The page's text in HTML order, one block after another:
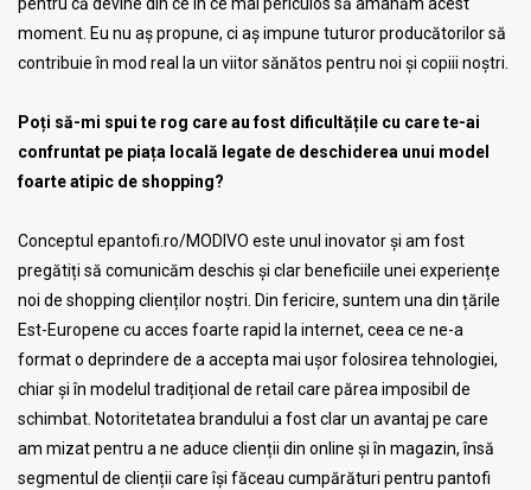
pentru că devine din ce în ce mai periculos să amânăm acest
moment. Eu nu aș propune, ci aș impune tuturor producătorilor să
contribuie în mod real la un viitor sănătos pentru noi și copiii noștri.
Poți să-mi spui te rog care au fost dificultățile cu care te-ai
confruntat pe piața locală legate de deschiderea unui model
foarte atipic de shopping?
Conceptul epantofi.ro/MODIVO este unul inovator și am fost
pregătiți să comunicăm deschis și clar beneficiile unei experiențe
noi de shopping clienților noștri. Din fericire, suntem una din țările
Est-Europene cu acces foarte rapid la internet, ceea ce ne-a
format o deprindere de a accepta mai ușor folosirea tehnologiei,
chiar și în modelul tradițional de retail care părea imposibil de
schimbat. Notoritetatea brandului a fost clar un avantaj pe care
am mizat pentru a ne aduce clienții din online și în magazin, însă
segmentul de clienții care își făceau cumpărături pentru pantofi